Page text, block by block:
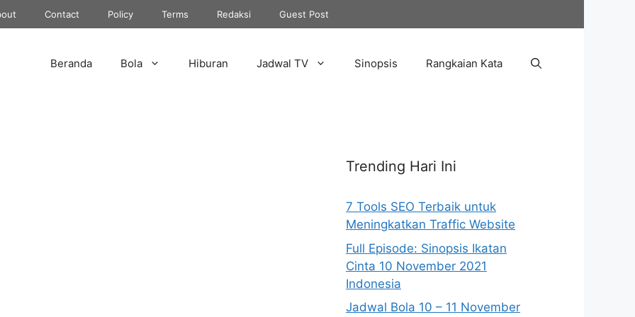
Contact Policy Terms Redaksi Guest Post
Beranda Bola Hiburan Jadwal TV Sinopsis Rangkaian Kata
Trending Hari Ini
7 Tools SEO Terbaik untuk
Meningkatkan Traffic Website
Full Episode: Sinopsis Ikatan
Cinta 10 November 2021
Indonesia
Jadwal Bola 10 – 11 November